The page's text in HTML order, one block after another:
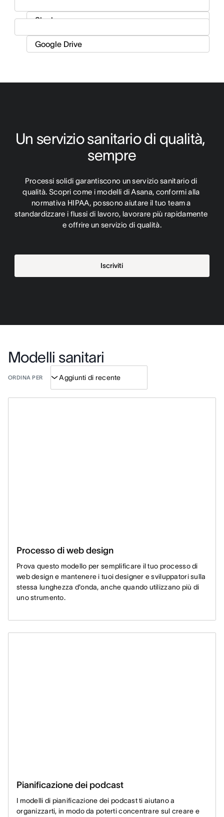
Un servizio sanitario di qualità,
sempre
Processi solidi garantiscono un servizio sanitario di
qualità. Scopri come i modelli di Asana, conformi alla
normativa HIPAA, possono aiutare il tuo team a
standardizzare i flussi di lavoro, lavorare più rapidamente
e offrire un servizio di qualità.
Iscriviti
Modelli sanitari
ORDINA PER
Processo di web design
Prova questo modello per semplificare il tuo processo di
web design e mantenere i tuoi designer e sviluppatori sulla
stessa lunghezza d'onda, anche quando utilizzano più di
uno strumento.
Pianificazione dei podcast
I modelli di pianificazione dei podcast ti aiutano a
organizzarti, in modo da poterti concentrare sul creare e